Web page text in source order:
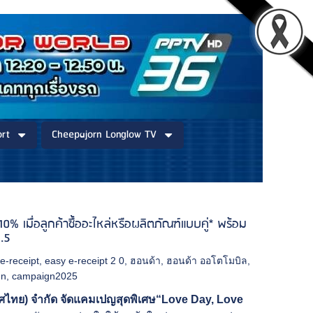
Cheepajorn Longlow TV
เมื่อลูกค้าซื้ออะไหล่หรือผลิตภัณฑ์แบบคู่* พร้อม
receipt ,easy e-receipt 2 0 ฮอนด้า ฮอนด้า ออโตโมบิล
,campaign2025
ไทย) จำกัดจัดแคมเปญสุดพิเศษ“Love Day, Love